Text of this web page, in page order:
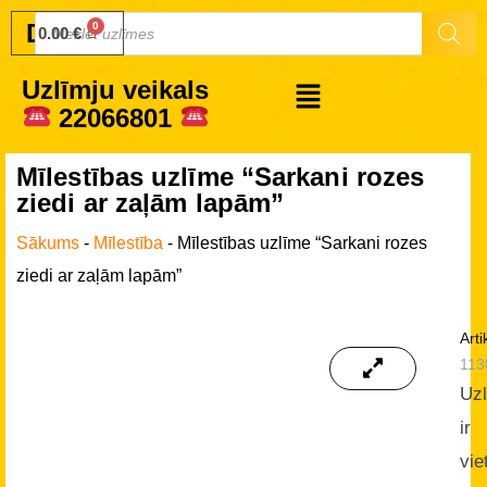
Druku.lv
0.00€
Uzlīmju veikals
22066801
Mīlestības uzlīme “Sarkani rozes
ziedi ar zaļām lapām”
Sākums - Mīlestība - Mīlestības uzlīme “Sarkani rozes
ziedi ar zaļām lapām”
ir